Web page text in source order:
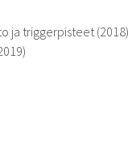
ja triggerpisteet (2018)